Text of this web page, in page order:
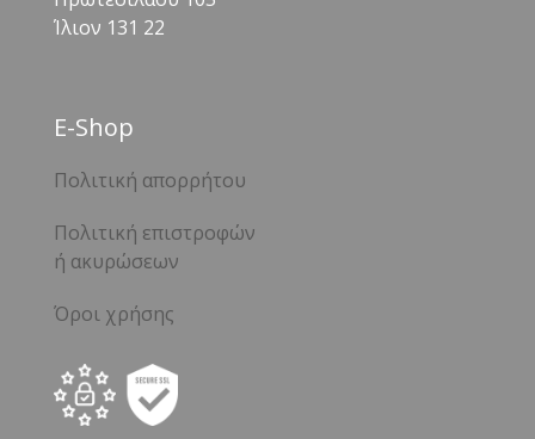
Ίλιον 131 22
Ε-Shop
Πολιτική απορρήτου
Πολιτική επιστροφών
ή ακυρώσεων
Όροι χρήσης